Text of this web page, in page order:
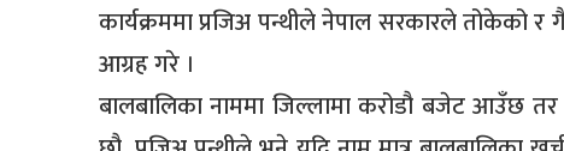
कार्यक्रममा प्रजिअ पन्थीले नेपाल सरकारले तोकेको
आग्रह गरे ।
बालबालिका नाममा जिल्लामा करोडौ बजेट आउँछ